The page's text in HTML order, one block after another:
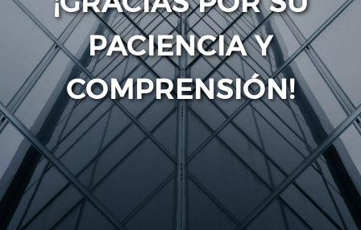
PACIENCIA Y
COMPRENSIÓN!
Enviar